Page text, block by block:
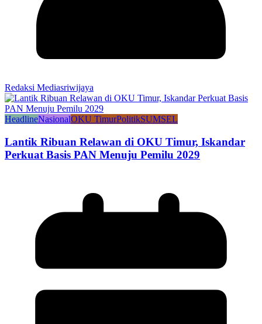
Redaksi Mediasriwijaya
HeadlineNasionalOKU TimurPolitikSUMSEL
Lantik Ribuan Relawan di OKU Timur, Iskandar
Perkuat Basis PAN Menuju Pemilu 2029